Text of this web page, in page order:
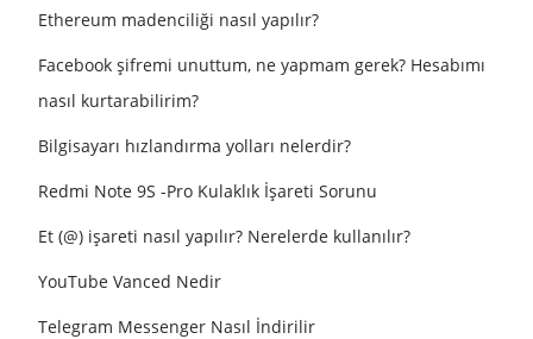
Ethereum madenciliği nasıl yapılır?
Facebook şifremi unuttum, ne yapmam gerek? Hesabımı
nasıl kurtarabilirim?
Bilgisayarı hızlandırma yolları nelerdir?
Redmi Note 9S -Pro Kulaklık İşareti Sorunu
Et (@) işareti nasıl yapılır? Nerelerde kullanılır?
YouTube Vanced Nedir
Telegram Messenger Nasıl İndirilir